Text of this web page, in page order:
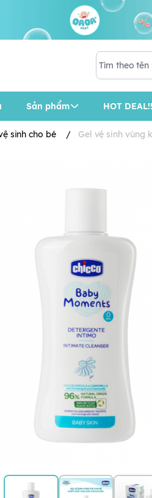
Sản phẩm HOT
sinh cho bé / Gel vệ sinh vùng